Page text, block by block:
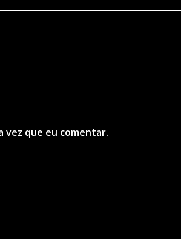
vez que eu comentar.